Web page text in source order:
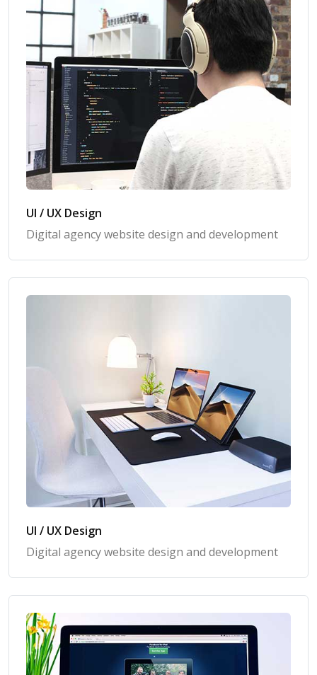
UI / UX Design
Digital agency website design and development
UI / UX Design
Digital agency website design and development